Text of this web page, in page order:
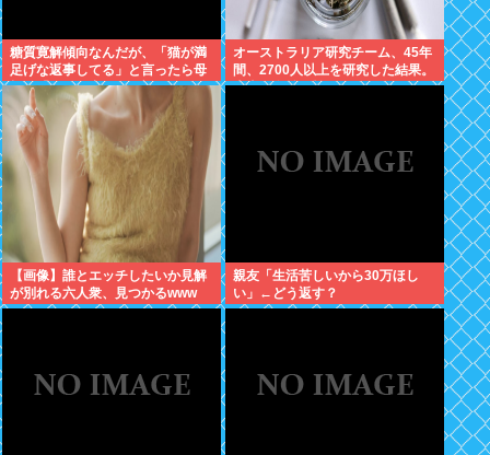
糖質寛解傾向なんだが、「猫が満
足げな返事してる」と言ったら母
親に「お気の毒w」と言われた
オーストラリア研究チーム、45年
間、2700人以上を研究した結果。
大麻に有益な効果はほとんどな
【画像】誰とエッチしたいか見解
が別れる六人衆、見つかるwww
親友「生活苦しいから30万ほし
い」←どう返す？